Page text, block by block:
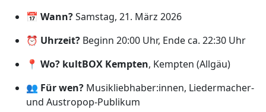
📅 Wann?Samstag, 21. März 2026
⏰ Uhrzeit? Beginn 20:00 Uhr, Ende ca. 22:30 Uhr
📍 Wo? kultBOX Kempten, Kempten (Allgäu)
👥 Für wen? Musikliebhaber:innen, Liedermacher-
und Austropop-Publikum